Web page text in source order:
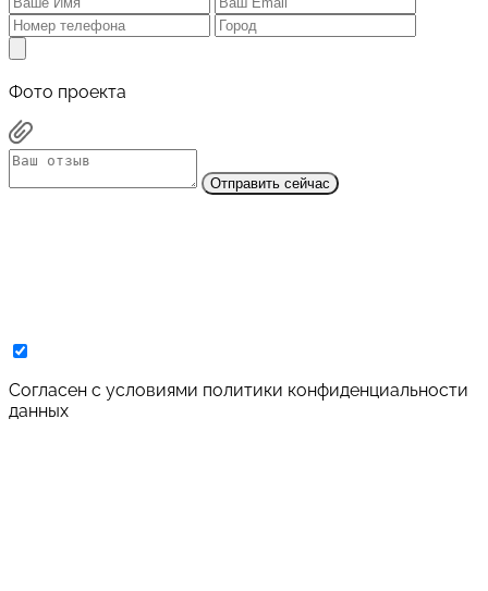
Фото проекта
Отправить сейчас
Cогласен с условиями политики конфиденциальности
данных